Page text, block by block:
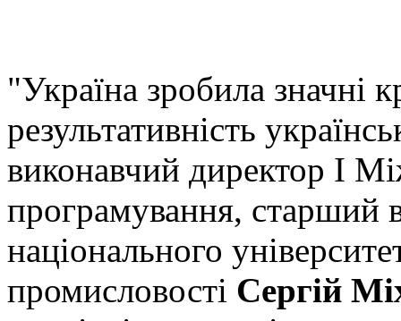
"Україна зробила значні
результативність
виконавчий директор І
програмування, старший
національного
промисловості Сергій